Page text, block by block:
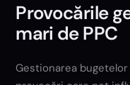
Provocările
mari de PPC
Gestionarea